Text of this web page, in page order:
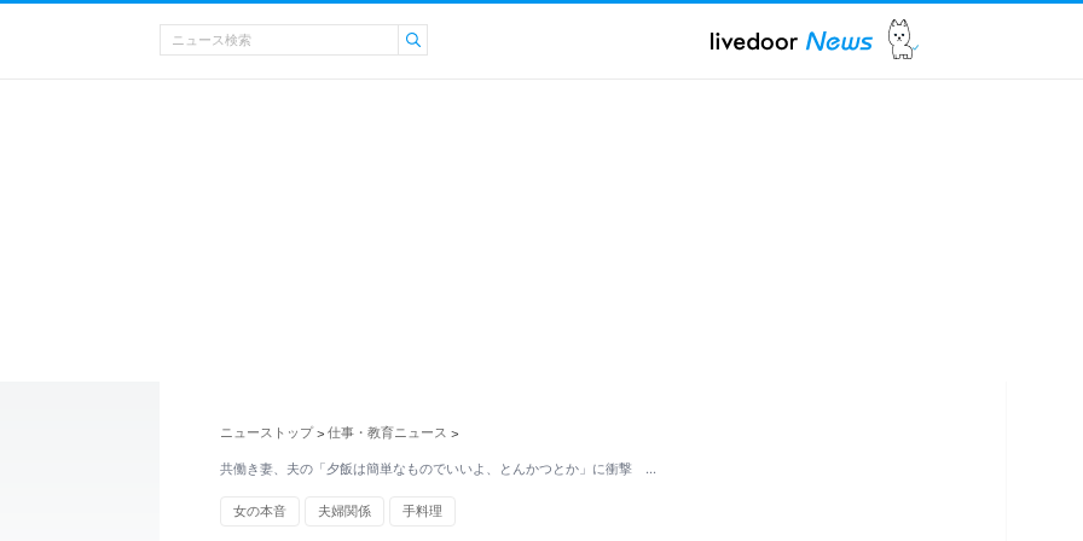
ニューストップ > 仕事・教育ニュース >
共働き妻、夫の「夕飯は簡単なものでいいよ、とんかつとか」に衝撃 …
女の本音 夫婦関係 手料理